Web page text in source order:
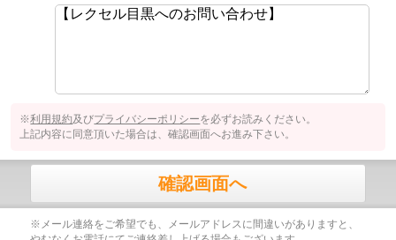
※利用規約及びプライバシーポリシーを必ずお読みください。
上記内容に同意頂いた場合は、確認画面へお進み下さい。
確認画面へ
※メール連絡をご希望でも、メールアドレスに間違いがありますと、